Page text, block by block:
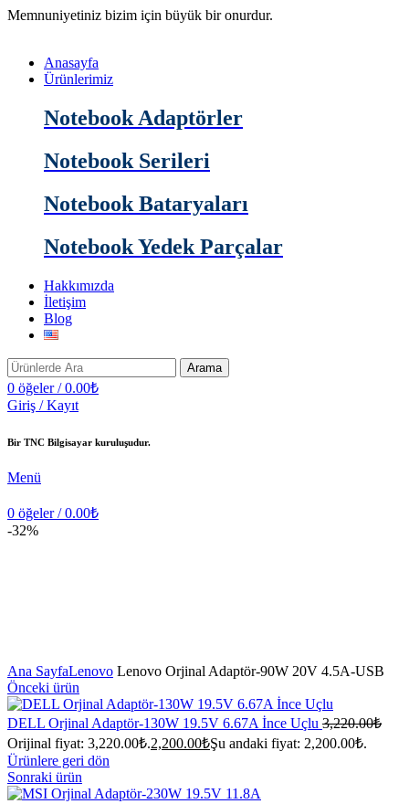
Memnuniyetiniz bizim için büyük bir onurdur.
Anasayfa
Ürünlerimiz
Notebook Adaptörler
Notebook Serileri
Notebook Bataryaları
Notebook Yedek Parçalar
Hakkımızda
İletişim
Blog
Arama
0 öğeler / 0.00₺
Giriş / Kayıt
Bir TNC Bilgisayar kuruluşudur.
Menü
0 öğeler / 0.00₺
-32%
Ana SayfaLenovo Lenovo Orjinal Adaptör-90W 20V 4.5A-USB
Önceki ürün
DELL Orjinal Adaptör-130W 19.5V 6.67A İnce Uçlu 3,220.00₺
Orijinal fiyat: 3,220.00₺.2,200.00₺Şu andaki fiyat: 2,200.00₺.
Ürünlere geri dön
Sonraki ürün